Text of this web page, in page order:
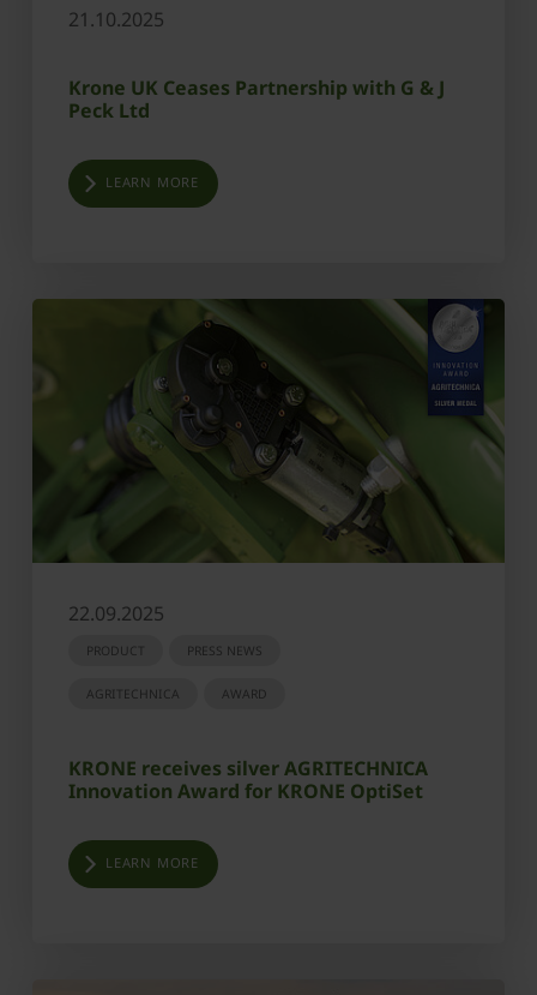
21.10.2025
Krone UK Ceases Partnership with G & J
Peck Ltd
LEARN MORE
22.09.2025
PRODUCT PRESS NEWS
AGRITECHNICA AWARD
KRONE receives silver AGRITECHNICA
Innovation Award for KRONE OptiSet
LEARN MORE